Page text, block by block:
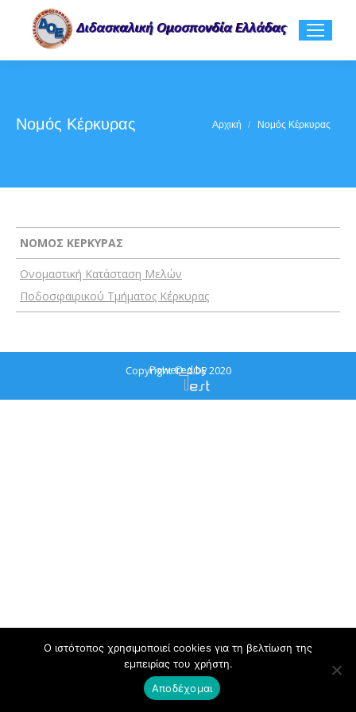
Νομός Κέρκυρας You are here:
Αρχική Νομός Κέρκυρας
ΝΟΜΟΣ ΚΕΡΚΥΡΑΣ
Ονομαστική Κατάσταση Μελών
Ποδοσφαιρικού Τμήματος Κέρκυρας
Copyright © ΔΟΕ 2020
Powered by
Ο ιστότοπος χρησιμοποιεί cookies για τη βελτίωση της
εμπειρίας του χρήστη.
Αποδέχομαι